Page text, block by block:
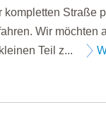
kompletten Straße
Wir möchten
Teil z...